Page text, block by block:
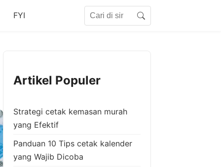
FYI Search
Artikel Populer
Strategi cetak kemasan murah
yang Efektif
Panduan 10 Tips cetak kalender
yang Wajib Dicoba